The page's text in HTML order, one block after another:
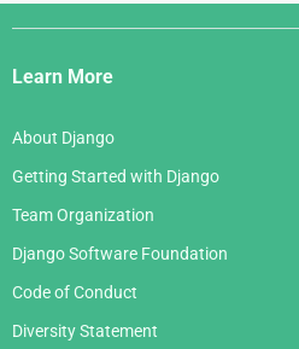
Django
Links
Learn More
About Django
Getting Started with Django
Team Organization
Django Software Foundation
Code of Conduct
Diversity Statement